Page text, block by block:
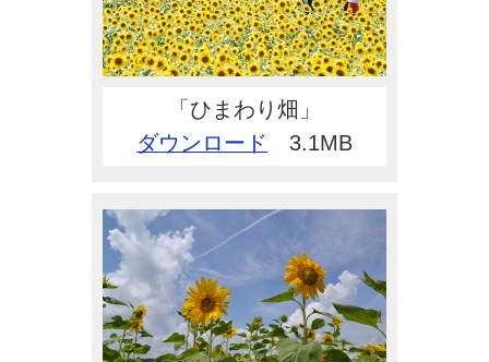
「ひまわり畑」
ダウンロード 3.1MB